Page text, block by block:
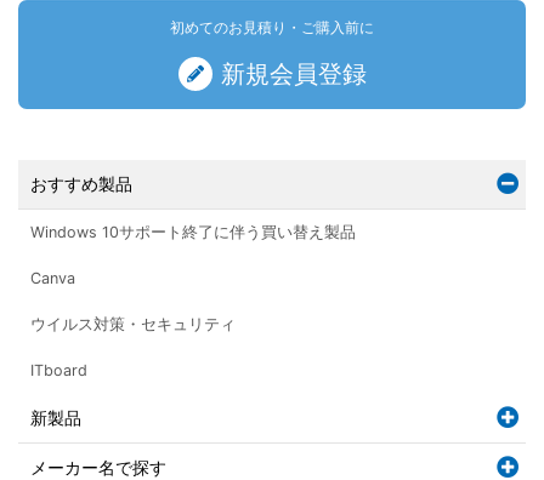
初めてのお見積り・ご購入前に
新規会員登録
おすすめ製品
Windows 10サポート終了に伴う買い替え製品
Canva
ウイルス対策・セキュリティ
ITboard
新製品
メーカー名で探す